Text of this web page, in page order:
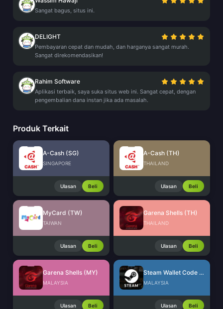
Sangat bagus, situs ini.
DELIGHT
Pembayaran cepat dan mudah, dan harganya sangat murah.
Sangat direkomendasikan!
Rahim Software
Aplikasi terbaik, saya suka situs web ini. Sangat cepat, dengan
pengembalian dana instan jika ada masalah.
Produk Terkait
A-Cash (SG)
SINGAPORE
Ulasan Beli
A-Cash (TH)
THAILAND
Ulasan Beli
MyCard (TW)
TAIWAN
Ulasan Beli
Garena Shells (TH)
THAILAND
Ulasan Beli
Garena Shells (MY)
MALAYSIA
Ulasan Beli
Steam Wallet Code (MYR)
MALAYSIA
Ulasan Beli